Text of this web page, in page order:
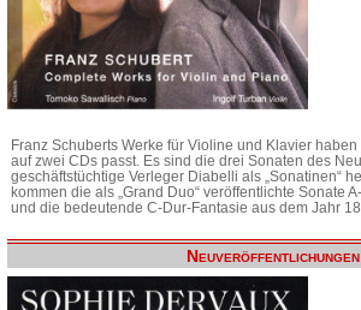
Franz Schuberts Werke für Violine und Klavier
auf zwei CDs passt. Es sind die drei Sonaten des
geschäftstüchtige Verleger Diabelli als „Sonatinen“
kommen die als „Grand Duo“ veröffentlichte Sonate
und die bedeutende C-Dur-Fantasie aus dem Jahr
Neuveröffentlichungen